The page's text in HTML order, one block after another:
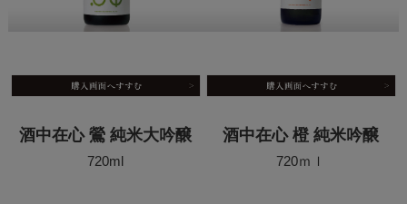
酒中在心 鶯 純米大吟醸
720ml
酒中在心 橙 純米吟醸
720ｍｌ